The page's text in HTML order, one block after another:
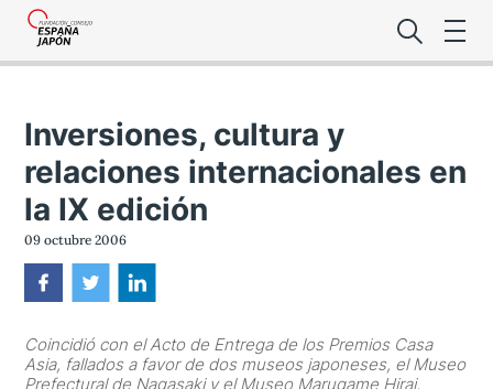
Inversiones, cultura y
relaciones internacionales en
la IX edición
09 octubre 2006
Coincidió con el Acto de Entrega de los Premios Casa
Asia, fallados a favor de dos museos japoneses, el Museo
Prefectural de Nagasaki y el Museo Marugame Hirai,